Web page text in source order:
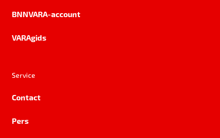
BNNVARA-account
VARAgids
Service
Contact
Pers